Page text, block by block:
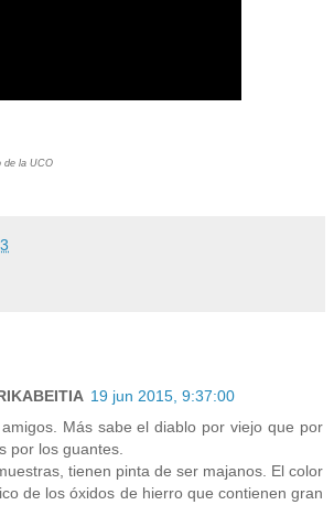
de la UCO
19 jun 2015, 9:37:00
Más sabe el diablo por viejo que por
por los guantes.
tienen pinta de ser majanos. El color
de los óxidos de hierro que contienen gran